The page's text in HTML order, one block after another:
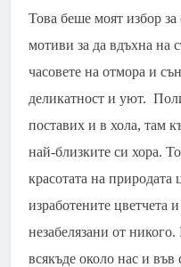
Това беше моят избор за
мотиви за да вдъхна на
часовете на отмора и
деликатност и уют.
поставих и в хола, там
най-близките си хора.
красотата на природата
изработените цветчета
незабелязани от
всякъде около нас и във